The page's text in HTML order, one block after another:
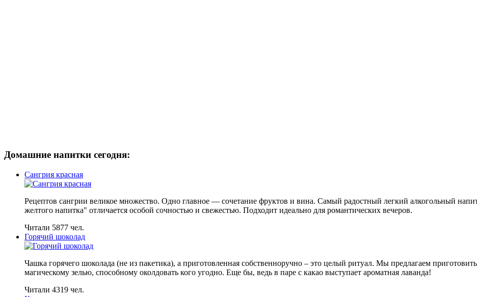
Домашние напитки сегодня:
Сангрия красная
Рецептов сангрии великое множество. Одно главное — сочетание фруктов и вина. Самый радостный легкий алкогольный
желтого напитка" отличается особой сочностью и свежестью. Подходит идеально для романтических вечеров.
Читали 5877 чел.
Горячий шоколад
Чашка горячего шоколада (не из пакетика), а приготовленная собственноручно – это целый ритуал. Мы предлагаем
магическому зелью, способному околдовать кого угодно. Еще бы, ведь в паре с какао выступает ароматная лаванда!
Читали 4319 чел.